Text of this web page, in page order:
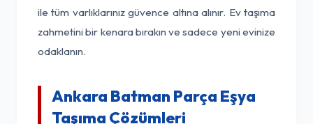
ile tüm varlıklarınız güvence altına alınır. Ev taşıma
zahmetini bir kenara bırakın ve sadece yeni evinize
odaklanın.
Ankara Batman Parça Eşya
Taşıma Çözümleri